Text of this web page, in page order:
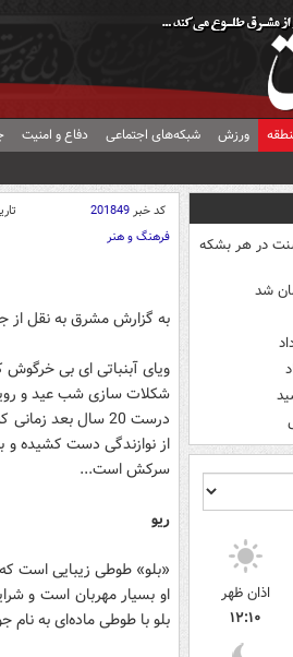
ورزش شبکه‌های اجتماعی دفاع و امنیت
نفت به ۸۳ دلار و ۵۵ سنت در هر بشکه
اذان ظهر
۱۲:۱۰
کد خبر201849
فرهنگ و هنر
به گزارش مشرق به نقل از
ویای آبنباتی ای بی
شکلات سازی شب عید و
درست 20 سال بعد
از نوازندگی دست کشیده
سرکش است...
ریو
«بلو» طوطی زیبایی است که
او بسیار مهربان است و
بلو با طوطی ماده‌ای به